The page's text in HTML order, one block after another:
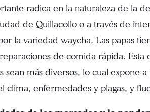
radica en la naturaleza de la
de Quillacollo o a través de
la variedad waycha. Las papas
de comida rápida.
sean más diversos, lo cual expone
clima, enfermedades y plagas, y